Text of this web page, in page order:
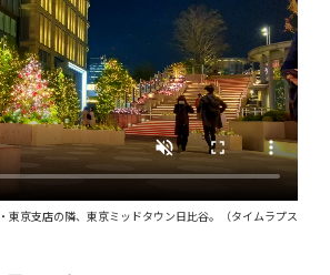
東京支店の隣、東京ミッドタウン日比谷。（タイムラプス